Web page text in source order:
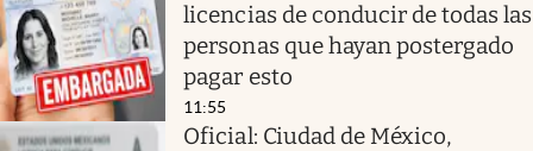
licencias de conducir de todas las
personas que hayan postergado
pagar esto
11:55
Oficial: Ciudad de México,